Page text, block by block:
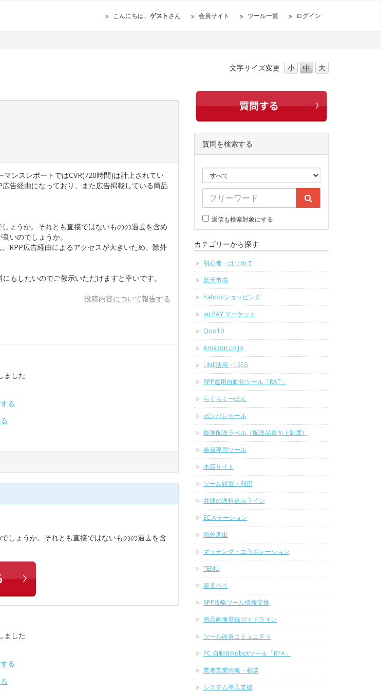
こんにちは、 ゲストさん 会員サイト ツール一覧 ログイン
文字サイズ変更 小 中 大
ンスレポートではCVR(720時間)は計上されてい
告経由になっており、また広告掲載している商品
ょうか。それとも直接ではないものの過去を含め
いのでしょうか。
RPP広告経由によるアクセスが大きいため、除外
もしたいのでご教示いただけますと幸いです。
投稿内容について報告する
ました
る
しょうか。それとも直接ではないものの過去を含
ました
る
質問を検索する
返信も検索対象にする
カテゴリーから探す
初心者・はじめて
楽天市場
Yahoo!ショッピング
au PAY マーケット
Qoo10
Amazon.co.jp
LINE活用・LSEG
RPP運用自動化ツール「RAT」
らくらくーぽん
ポンパレモール
最強配送ラベル（配送品質向上制度）
会員専用ツール
本店サイト
ツール設置・利用
共通の送料込みライン
ECステーション
海外進出
マッチング・コラボレーション
TEMU
楽天ペイ
RPP攻略ツール情報交換
商品画像登録ガイドライン
ツール改善コミュニティ
PC 自動化Robotツール「RPA」
業者営業情報・相談
システム導入支援